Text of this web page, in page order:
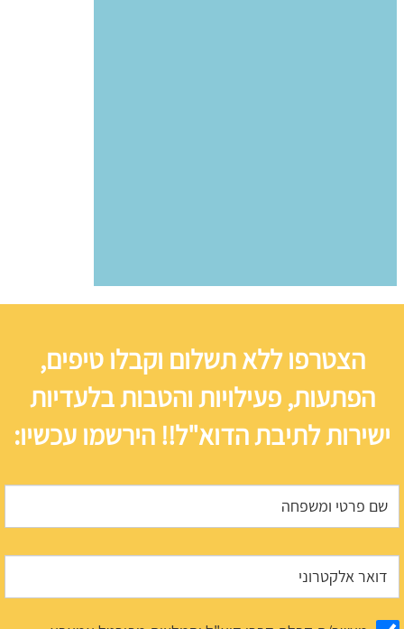
הצטרפו ללא תשלום וקבלו טיפים,
הפתעות, פעילויות והטבות בלעדיות
ישירות לתיבת הדוא"ל!! הירשמו עכשיו: